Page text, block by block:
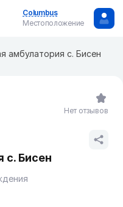
Columbus
Местоположение
амбулатория с. Бисен
с. Бисен
Нет отзывов